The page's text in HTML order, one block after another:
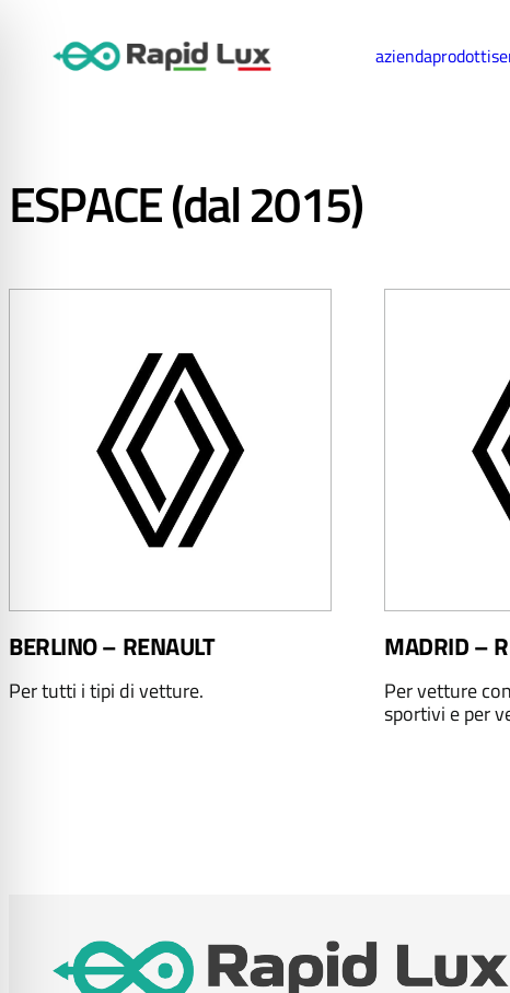
aziendaprodotti
ESPACE (dal 2015)
BERLINO – RENAULT
Per tutti i tipi di vetture.
MADRID –
Per vetture
sportivi e per